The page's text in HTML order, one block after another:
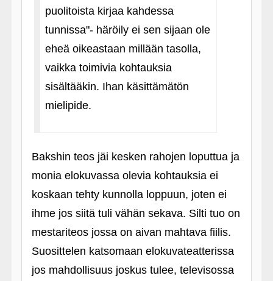
puolitoista kirjaa kahdessa
tunnissa"- häröily ei sen sijaan ole
eheä oikeastaan millään tasolla,
vaikka toimivia kohtauksia
sisältääkin. Ihan käsittämätön
mielipide.
Bakshin teos jäi kesken rahojen loputtua ja
monia elokuvassa olevia kohtauksia ei
koskaan tehty kunnolla loppuun, joten ei
ihme jos siitä tuli vähän sekava. Silti tuo on
mestariteos jossa on aivan mahtava fiilis.
Suosittelen katsomaan elokuvateatterissa
jos mahdollisuus joskus tulee, televisossa